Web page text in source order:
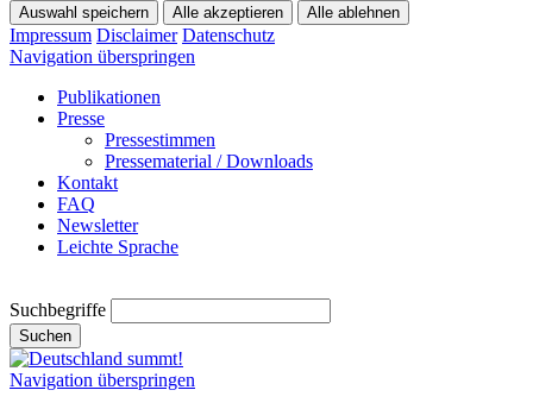
Auswahl speichern Alle akzeptieren Alle ablehnen
Impressum Disclaimer Datenschutz
Navigation überspringen
Publikationen
Presse
Pressestimmen
Pressematerial / Downloads
Kontakt
FAQ
Newsletter
Leichte Sprache
Suchbegriffe
Suchen
Navigation überspringen